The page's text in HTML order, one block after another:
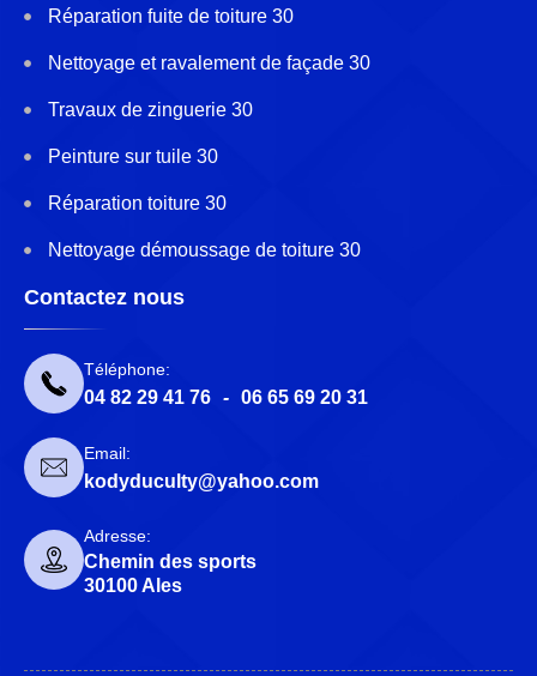
Réparation fuite de toiture 30
Nettoyage et ravalement de façade 30
Travaux de zinguerie 30
Peinture sur tuile 30
Réparation toiture 30
Nettoyage démoussage de toiture 30
Contactez nous
Téléphone:
04 82 29 41 76 - 06 65 69 20 31
Email:
kodyduculty@yahoo.com
Adresse:
Chemin des sports
30100 Ales